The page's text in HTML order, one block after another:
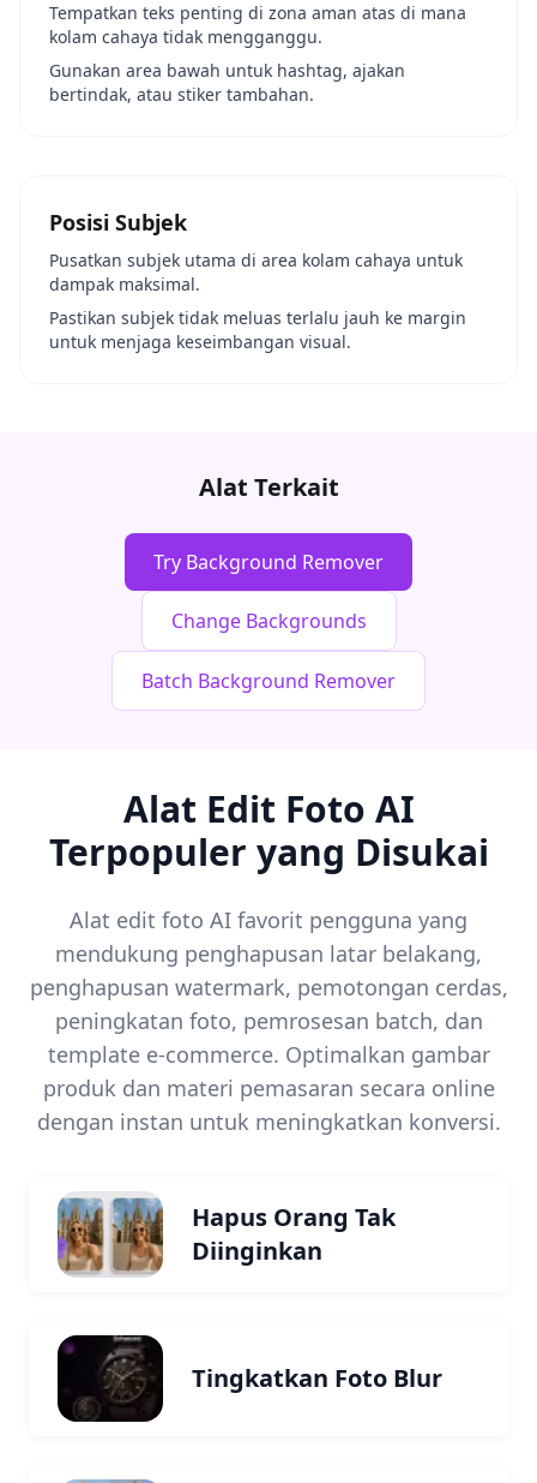
Tempatkan teks penting di zona aman atas di mana
kolam cahaya tidak mengganggu.
Gunakan area bawah untuk hashtag, ajakan
bertindak, atau stiker tambahan.
Posisi Subjek
Pusatkan subjek utama di area kolam cahaya untuk
dampak maksimal.
Pastikan subjek tidak meluas terlalu jauh ke margin
untuk menjaga keseimbangan visual.
Alat Terkait
Try Background Remover
Change Backgrounds
Batch Background Remover
Alat Edit Foto AI
Terpopuler yang Disukai
Alat edit foto AI favorit pengguna yang
mendukung penghapusan latar belakang,
penghapusan watermark, pemotongan cerdas,
peningkatan foto, pemrosesan batch, dan
template e-commerce. Optimalkan gambar
produk dan materi pemasaran secara online
dengan instan untuk meningkatkan konversi.
Hapus Orang Tak
Diinginkan
Tingkatkan Foto Blur